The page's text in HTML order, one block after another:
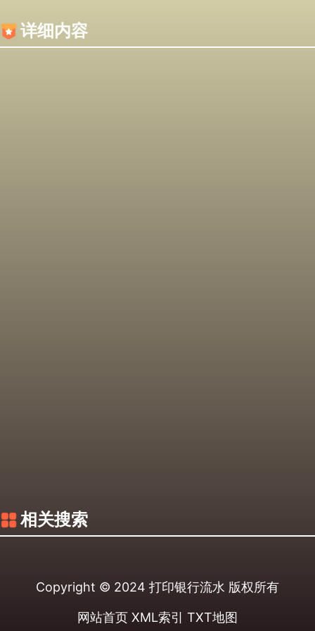
详细内容
相关搜索
Copyright © 2024 打印银行流水 版权所有
网站首页 XML索引 TXT地图